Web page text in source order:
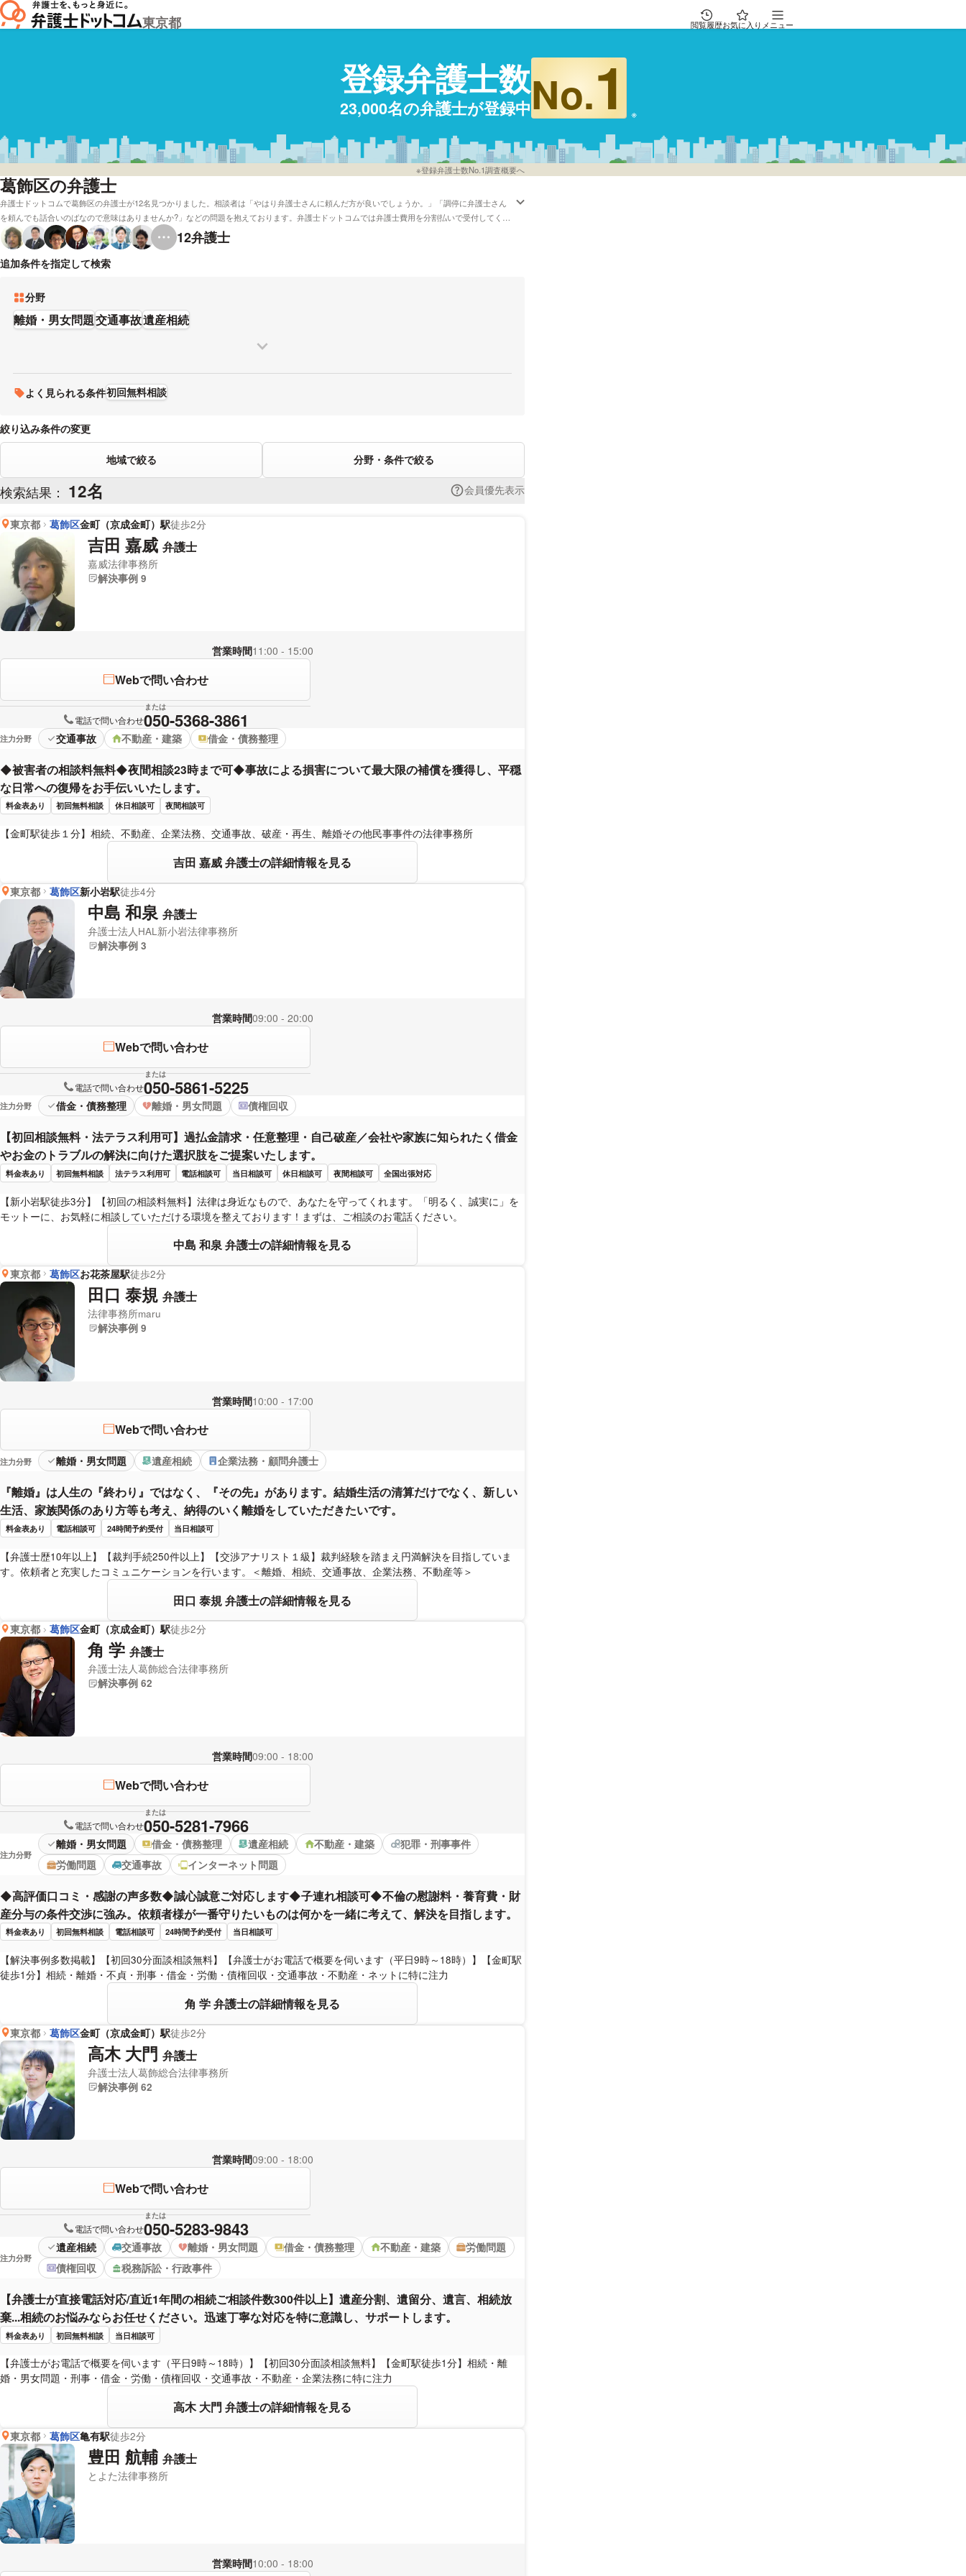
東京都 閲覧履歴お気に入り メニュー
登録弁護士数
23,000名の弁護士が登録中No.1
※登録弁護士数No.1調査概要へ
葛飾区の弁護士
弁護士ドットコムで葛飾区の弁護士が12名見つかりました。相談者は「やはり弁護士さんに頼んだ方が良いでしょうか。」「調停に弁護士さん
を頼んでも話合いのばなので意味はありませんか?」などの問題を抱えております。弁護士ドットコムでは弁護士費用を分割払いで受付してくれ
る弁護士や葛飾区で着手金無料で面談している弁護士といった色々な条件で探すことができます。具体的には「レビューが良い弁護士の選び方
などはだいたいチェックしたけど、葛飾区周辺の法律事務所の弁護士を料金で検討したい」などのニーズにも応じることができます。弁護士の
中には「私は,そのような方が気軽に相談できる親しみやすい弁護士になれるように心掛けています。」「くどいくらいに分かりやすく説明する
12弁護士
追加条件を指定して検索
分野
離婚・男女問題交通事故遺産相続
よく見られる条件初回無料相談
絞り込み条件の変更
地域で絞る 分野・条件で絞る
検索結果： 12名 会員優先表示
東京都 葛飾区金町（京成金町）駅徒歩2分
吉田 嘉威 弁護士
嘉威法律事務所
解決事例 9
営業時間11:00 - 15:00
Webで問い合わせ
または
電話で問い合わせ050-5368-3861
注力分野 交通事故 不動産・建築 借金・債務整理
◆被害者の相談料無料◆夜間相談23時まで可◆事故による損害について最大限の補償を獲得し、平穏
な日常への復帰をお手伝いいたします。
料金表あり 初回無料相談 休日相談可 夜間相談可
【金町駅徒歩１分】相続、不動産、企業法務、交通事故、破産・再生、離婚その他民事事件の法律事務所
吉田 嘉威 弁護士の詳細情報を見る
東京都 葛飾区新小岩駅徒歩4分
中島 和泉 弁護士
弁護士法人HAL新小岩法律事務所
解決事例 3
営業時間09:00 - 20:00
Webで問い合わせ
または
電話で問い合わせ050-5861-5225
注力分野 借金・債務整理 離婚・男女問題 債権回収
【初回相談無料・法テラス利用可】過払金請求・任意整理・自己破産／会社や家族に知られたく借金
やお金のトラブルの解決に向けた選択肢をご提案いたします。
料金表あり 初回無料相談 法テラス利用可 電話相談可 当日相談可 休日相談可 夜間相談可 全国出張対応
【新小岩駅徒歩3分】【初回の相談料無料】法律は身近なもので、あなたを守ってくれます。「明るく、誠実に」を
モットーに、お気軽に相談していただける環境を整えております！まずは、ご相談のお電話ください。
中島 和泉 弁護士の詳細情報を見る
東京都 葛飾区お花茶屋駅徒歩2分
田口 泰規 弁護士
法律事務所maru
解決事例 9
営業時間10:00 - 17:00
Webで問い合わせ
注力分野 離婚・男女問題 遺産相続 企業法務・顧問弁護士
『離婚』は人生の『終わり』ではなく、『その先』があります。結婚生活の清算だけでなく、新しい
生活、家族関係のあり方等も考え、納得のいく離婚をしていただきたいです。
料金表あり 電話相談可 24時間予約受付 当日相談可
【弁護士歴10年以上】【裁判手続250件以上】【交渉アナリスト１級】裁判経験を踏まえ円満解決を目指していま
す。依頼者と充実したコミュニケーションを行います。＜離婚、相続、交通事故、企業法務、不動産等＞
田口 泰規 弁護士の詳細情報を見る
東京都 葛飾区金町（京成金町）駅徒歩2分
角 学 弁護士
弁護士法人葛飾総合法律事務所
解決事例 62
営業時間09:00 - 18:00
Webで問い合わせ
または
電話で問い合わせ050-5281-7966
注力分野
離婚・男女問題 借金・債務整理 遺産相続 不動産・建築
犯罪・刑事事件
労働問題
交通事故 インターネット問題
◆高評価口コミ・感謝の声多数◆誠心誠意ご対応します◆子連れ相談可◆不倫の慰謝料・養育費・財
産分与の条件交渉に強み。依頼者様が一番守りたいものは何かを一緒に考えて、解決を目指します。
料金表あり 初回無料相談 電話相談可 24時間予約受付 当日相談可
【解決事例多数掲載】【初回30分面談相談無料】【弁護士がお電話で概要を伺います（平日9時～18時）】【金町駅
徒歩1分】相続・離婚・不貞・刑事・借金・労働・債権回収・交通事故・不動産・ネットに特に注力
角 学 弁護士の詳細情報を見る
東京都 葛飾区金町（京成金町）駅徒歩2分
高木 大門 弁護士
弁護士法人葛飾総合法律事務所
解決事例 62
営業時間09:00 - 18:00
Webで問い合わせ
または
電話で問い合わせ050-5283-9843
注力分野
遺産相続 交通事故 離婚・男女問題 借金・債務整理 不動産・建築
労働問題
債権回収
税務訴訟・行政事件
【弁護士が直接電話対応/直近1年間の相続ご相談件数300件以上】遺産分割、遺留分、遺言、相続放
棄...相続のお悩みならお任せください。迅速丁寧な対応を特に意識し、サポートします。
料金表あり 初回無料相談 当日相談可
【弁護士がお電話で概要を伺います（平日9時～18時）】【初回30分面談相談無料】【金町駅徒歩1分】相続・離
婚・男女問題・刑事・借金・労働・債権回収・交通事故・不動産・企業法務に特に注力
高木 大門 弁護士の詳細情報を見る
東京都 葛飾区亀有駅徒歩2分
豊田 航輔 弁護士
とよた法律事務所
営業時間10:00 - 18:00